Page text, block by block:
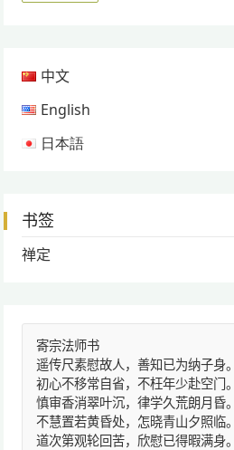
中文
English
日本語
书签
禅定
寄宗法师书
遥传尺素慰故人，善知已为纳子身。
初心不移常自省，不枉年少赴空门。
慎审香消翠叶沉，律学久荒朗月昏。
不慧置若黄昏处，怎晓青山夕照临。
道次第观轮回苦，欣慰已得暇满身。